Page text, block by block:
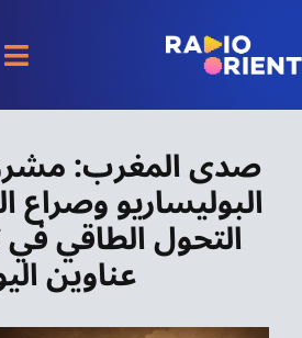
content
صدى المغرب:
البوليساريو وصراع
التحول الطاقي
عناوين